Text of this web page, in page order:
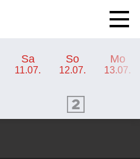
Sa
11.07.
So
12.07.
Mo
13.07.
ORF 2 Programm